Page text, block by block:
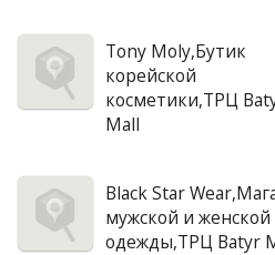
Tony Moly,Бутик
корейской
косметики,ТРЦ
Mall
Black Star
мужской и женской
одежды,ТРЦ Batyr